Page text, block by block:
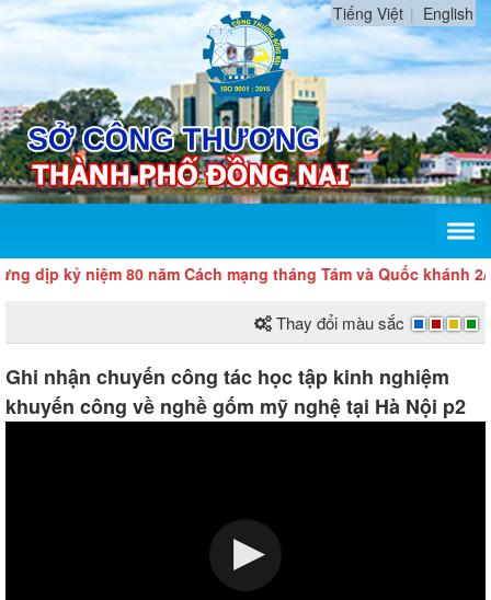
Tiếng Việt English
80 năm Cách mạng tháng Tám và Quốc khánh 2/9
Thay đổi màu sắc
Ghi nhận chuyến công tác học tập kinh nghiệm
khuyến công về nghề gốm mỹ nghệ tại Hà Nội p2